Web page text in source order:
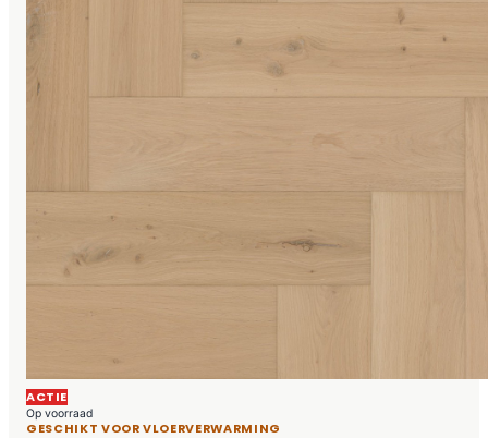
ACTIE
Op voorraad
GESCHIKT VOOR VLOERVERWARMING